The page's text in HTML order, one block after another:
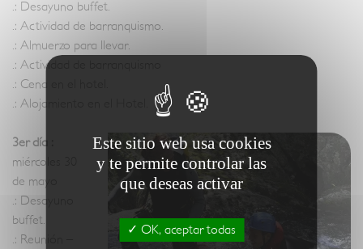
.: Desayuno buffet.
.: Actividad de barranquismo.
.: Almuerzo para llevar.
.: Actividad de barranquismo
.: Cena en el hotel.
.: Alojamiento en el Hotel.
3er día :
miércoles 30
de mayo
.: Desayuno
buffet.
.: Reunión –
Este sitio web usa cookies
y te permite controlar las
que deseas activar
OK, aceptar todas